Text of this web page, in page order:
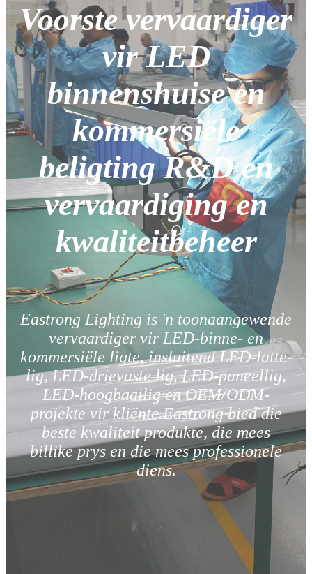
Voorste vervaardiger
vir LED
binnenshuise en
kommersiële
beligting R&D en
vervaardiging en
kwaliteitbeheer
Eastrong Lighting is 'n toonaangewende
vervaardiger vir LED-binne- en
kommersiële ligte, insluitend LED-latte-
lig, LED-drievaste lig, LED-paneellig,
LED-hoogbaailig en OEM/ODM-
projekte vir kliënte.Eastrong bied die
beste kwaliteit produkte, die mees
billike prys en die mees professionele
diens.